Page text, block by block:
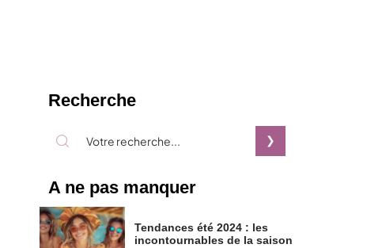
Recherche
A ne pas manquer
Tendances été 2024 : les
incontournables de la saison